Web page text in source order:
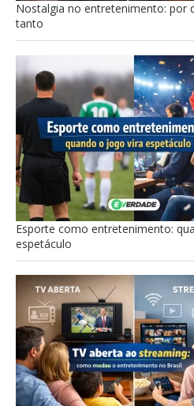
Nostalgia no entretenimento: por
tanto
Esporte como entretenimento:
espetáculo